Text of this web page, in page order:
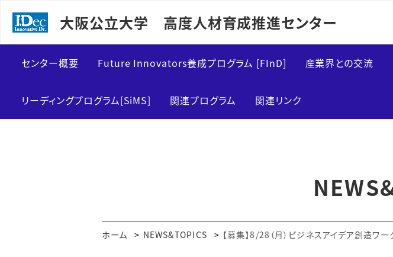
大阪公立大学 高度人材育成推進センター
センター概要
センター紹介
Future Innovators養成プログラム [FInD]
FInDカリキュラム概要
産業界との交流
リーディングプログラム[SiMS] 関連プログラム 関連リンク
ホーム NEWS&TOPICS 【募集】8/28（月）ビジネスアイデア創造ワ